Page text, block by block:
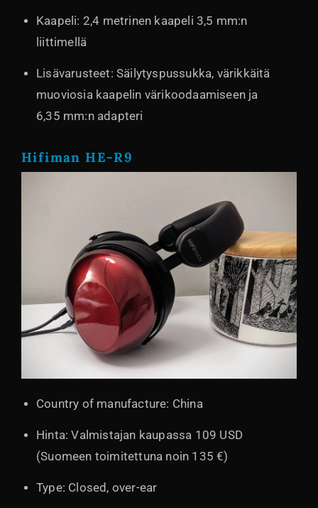
Kaapeli: 2,4 metrinen kaapeli 3,5 mm:n
liittimellä
Lisävarusteet: Säilytyspussukka, värikkäitä
muoviosia kaapelin värikoodaamiseen ja
6,35 mm:n adapteri
Hifiman HE-R9
Country of manufacture: China
Hinta: Valmistajan kaupassa 109 USD
(Suomeen toimitettuna noin 135 €)
Type: Closed, over-ear